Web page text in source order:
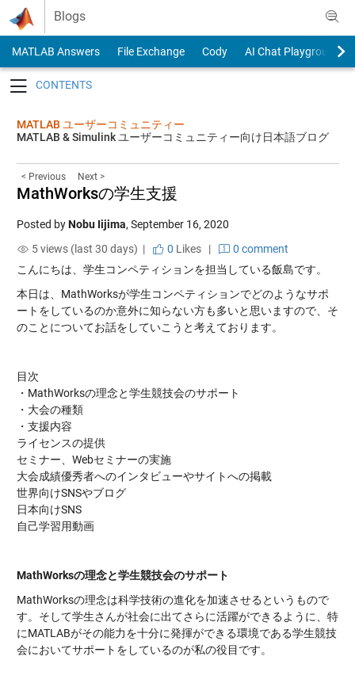
Skip to content
Blogs
MATLAB Answers File Exchange Cody
AI Chat Playground
MATLAB ユーザーコミュニティー
MATLAB & Simulink ユーザーコミュニティー向け日本語ブログ
< Previous Next >
MathWorksの学生支援
Posted byNobu Iijima, September 16, 2020
5 views (last 30 days) |
0 Likes|
0 comment
こんにちは、学生コンペティションを担当している飯島です。
本日は、MathWorksが学生コンペティションでどのようなサポ
ートをしているのか意外に知らない方も多いと思いますので、そ
のことについてお話をしていこうと考えております。
目次
・MathWorksの理念と学生競技会のサポート
・大会の種類
・支援内容
ライセンスの提供
セミナー、Webセミナーの実施
大会成績優秀者へのインタビューやサイトへの掲載
世界向けSNSやブログ
日本向けSNS
自己学習用動画
MathWorksの理念と学生競技会のサポート
MathWorksの理念は科学技術の進化を加速させるというもので
す。そして学生さんが社会に出てさらに活躍ができるように、特
にMATLABがその能力を十分に発揮ができる環境である学生競技
会においてサポートをしているのが私の役目です。